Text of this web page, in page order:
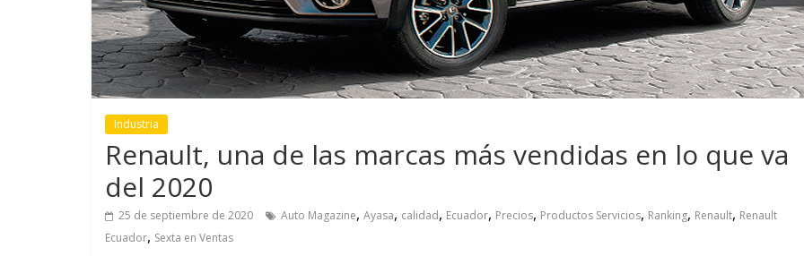
Industria
Renault, una de las marcas más vendidas en lo que va
del 2020
25 de septiembre de 2020 Auto Magazine, Ayasa, calidad, Ecuador, Precios, Productos Servicios, Ranking, Renault, Renault
Ecuador, Sexta en Ventas